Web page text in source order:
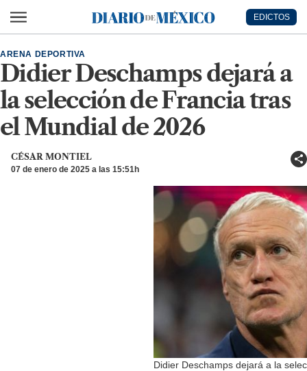
Diario de México
EDICTOS
Didier Deschamps dejará a
la selección de Francia tras
el Mundial de 2026
ARENA DEPORTIVA
CÉSAR MONTIEL
07 de enero de 2025 a las 15:51h
Didier Deschamps dejará a la